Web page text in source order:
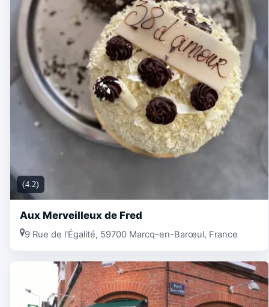
(4.2)
Aux Merveilleux de Fred
9 Rue de l'Égalité, 59700 Marcq-en-Barœul, France